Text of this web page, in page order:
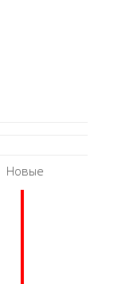
Новые